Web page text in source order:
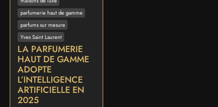
parfumerie haut de gamme
parfums sur mesure
Yves Saint Laurent
LA PARFUMERIE
HAUT DE GAMME
ADOPTE
L’INTELLIGENCE
ARTIFICIELLE EN
2025